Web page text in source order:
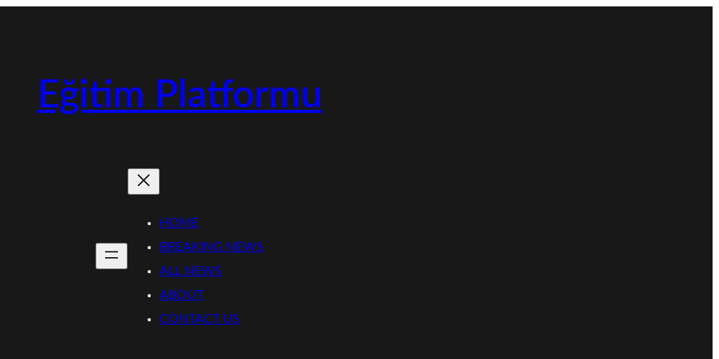
Eğitim Platformu
HOME
BREAKING NEWS
ALL NEWS
ABOUT
CONTACT US